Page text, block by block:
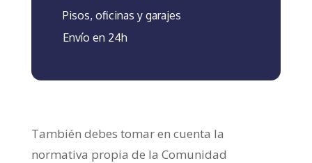
Pisos, oficinas y garajes
Envío en 24h
También debes tomar en cuenta la
normativa propia de la Comunidad